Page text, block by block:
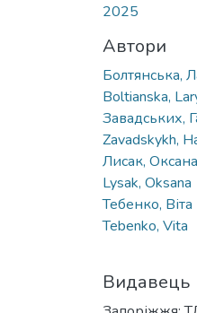
2025
Автори
Болтянська,
Boltianska,
Завадських,
Zavadskykh,
Лисак,
Lysak, Oksana
Тебенко,
Tebenko, Vita
Видавець